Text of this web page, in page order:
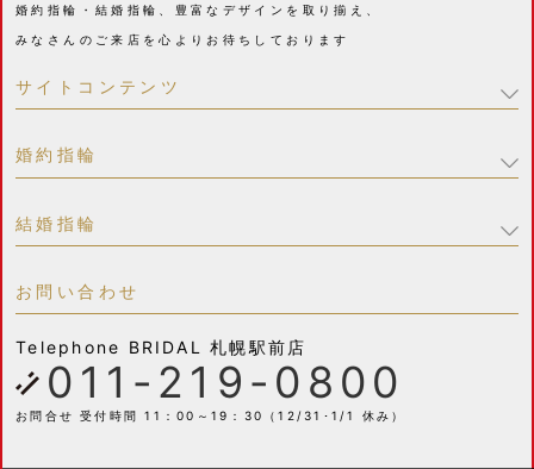
婚約指輪・結婚指輪、豊富なデザインを取り揃え、
みなさんのご来店を心よりお待ちしております
サイトコンテンツ
婚約指輪
結婚指輪
お問い合わせ
Telephone BRIDAL 札幌駅前店
011-219-0800
お問合せ 受付時間 11：00～19：30（12/31･1/1 休み）